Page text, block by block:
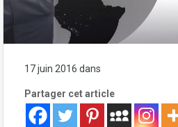
17 juin 2016 dans
Partager cet article